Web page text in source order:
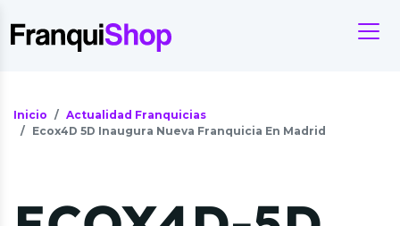
Inicio
Actualidad Franquicias
Ecox4D 5D Inaugura Nueva Franquicia En Madrid